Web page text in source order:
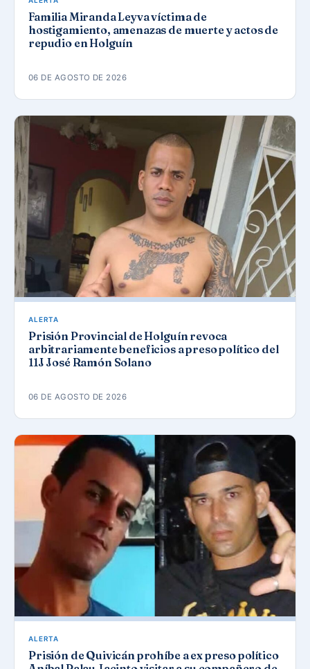
Familia Miranda Leyva víctima de
hostigamiento, amenazas de muerte y actos de
repudio en Holguín
06 DE AGOSTO DE 2026
ALERTA
Prisión Provincial de Holguín revoca
arbitrariamente beneficios a preso político del
11J José Ramón Solano
06 DE AGOSTO DE 2026
ALERTA
Prisión de Quivicán prohíbe a ex preso político